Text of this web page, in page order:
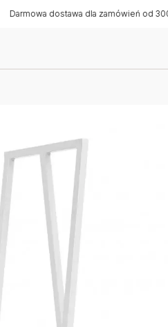
dostawa dla zamówień od 300 zł